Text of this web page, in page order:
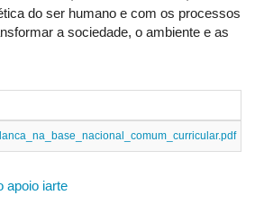
do ser humano e com os processos
a sociedade, o ambiente e as
apoio iarte